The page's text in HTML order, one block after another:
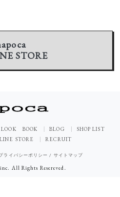
STORE
LOOK BOOK BLOG
SHOP LIST
STORE RECRUIT
ライバシーポリシー / サイトマップ
All Rights Resereved.